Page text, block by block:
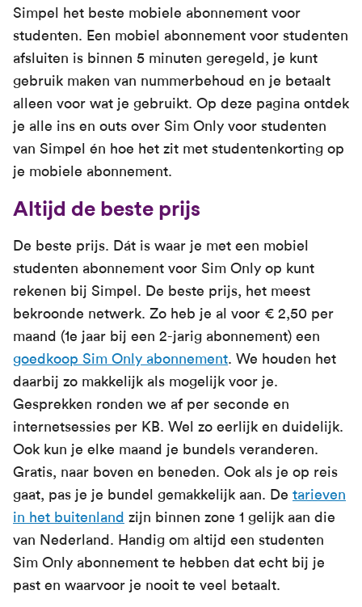
Simpel het beste mobiele abonnement voor
studenten. Een mobiel abonnement voor studenten
afsluiten is binnen 5 minuten geregeld, je kunt
gebruik maken van nummerbehoud en je betaalt
alleen voor wat je gebruikt. Op deze pagina ontdek
je alle ins en outs over Sim Only voor studenten
van Simpel én hoe het zit met studentenkorting op
je mobiele abonnement.
Altijd de beste prijs
De beste prijs. Dát is waar je met een mobiel
studenten abonnement voor Sim Only op kunt
rekenen bij Simpel. De beste prijs, het meest
bekroonde netwerk. Zo heb je al voor € 2,50 per
maand (1e jaar bij een 2-jarig abonnement) een
goedkoop Sim Only abonnement. We houden het
daarbij zo makkelijk als mogelijk voor je.
Gesprekken ronden we af per seconde en
internetsessies per KB. Wel zo eerlijk en duidelijk.
Ook kun je elke maand je bundels veranderen.
Gratis, naar boven en beneden. Ook als je op reis
gaat, pas je je bundel gemakkelijk aan. De tarieven
in het buitenland zijn binnen zone 1 gelijk aan die
van Nederland. Handig om altijd een studenten
Sim Only abonnement te hebben dat echt bij je
past en waarvoor je nooit te veel betaalt.